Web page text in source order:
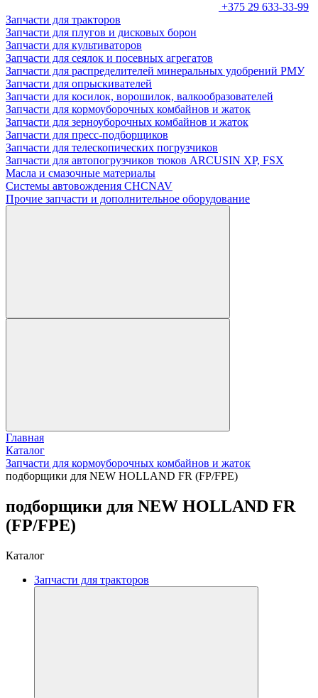
+375 29 633-33-99
Запчасти для тракторов
Запчасти для плугов и дисковых борон
Запчасти для культиваторов
Запчасти для сеялок и посевных агрегатов
Запчасти для распределителей минеральных удобрений РМУ
Запчасти для опрыскивателей
Запчасти для косилок, ворошилок, валкообразователей
Запчасти для кормоуборочных комбайнов и жаток
Запчасти для зерноуборочных комбайнов и жаток
Запчасти для пресс-подборщиков
Запчасти для телескопических погрузчиков
Запчасти для автопогрузчиков тюков ARCUSIN XP, FSX
Масла и смазочные материалы
Системы автовождения CHCNAV
Прочие запчасти и дополнительное оборудование
Главная
Каталог
Запчасти для кормоуборочных комбайнов и жаток
подборщики для NEW HOLLAND FR (FP/FPE)
подборщики для NEW HOLLAND FR
(FP/FPE)
Каталог
Запчасти для тракторов